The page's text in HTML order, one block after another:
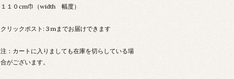
１１０cm巾（width 幅度）
クリックポスト:３mまでお届けできます
注：カートに入りましても在庫を切らしている場
合がございます。